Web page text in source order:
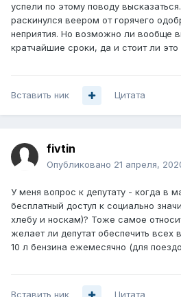
успели по этому поводу
раскинулся веером от горячего
неприятия. Но возможно ли вообще
кратчайшие сроки, да и стоит ли это
Вставить ник Цитата
fivtin
Опубликовано 21 апреля,
У меня вопрос к депутату - когда в
бесплатный доступ к социально
хлебу и носкам)? Тоже самое
желает ли депутат обеспечить всех
10 л бензина ежемесячно (для
Вставить ник Цитата